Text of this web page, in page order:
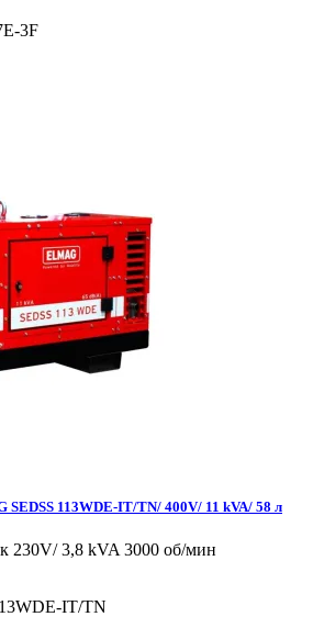
3F
SEDSS 113WDE-IT/TN/ 400V/ 11 kVA/ 58 л
230V/ 3,8 kVA 3000 об/мин
IT/TN